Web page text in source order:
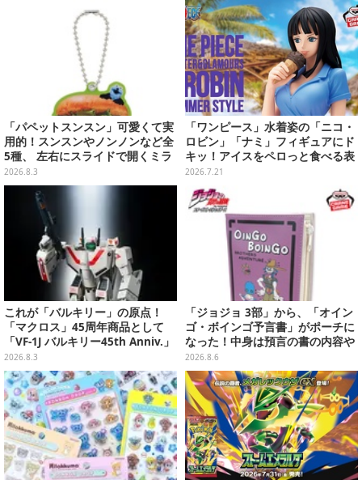
「パペットスンスン」可愛くて実
用的！スンスンやノンノンなど全
5種、 左右にスライドで開くミラ
ーがガシャポンにて発売
2026.8.3
「ワンピース」水着姿の「ニコ・
ロビン」「ナミ」フィギュアにド
キッ！アイスをペロっと食べる表
情にも注目
2026.7.21
これが「バルキリー」の原点！
「マクロス」45周年商品として
「VF-1J バルキリー45th Anniv.」
が予約開始
2026.8.3
「ジョジョ 3部」から、「オイン
ゴ・ボインゴ予言書」がポーチに
なった！中身は預言の書の内容や
アニメ総柄デザインをプリント
2026.8.6